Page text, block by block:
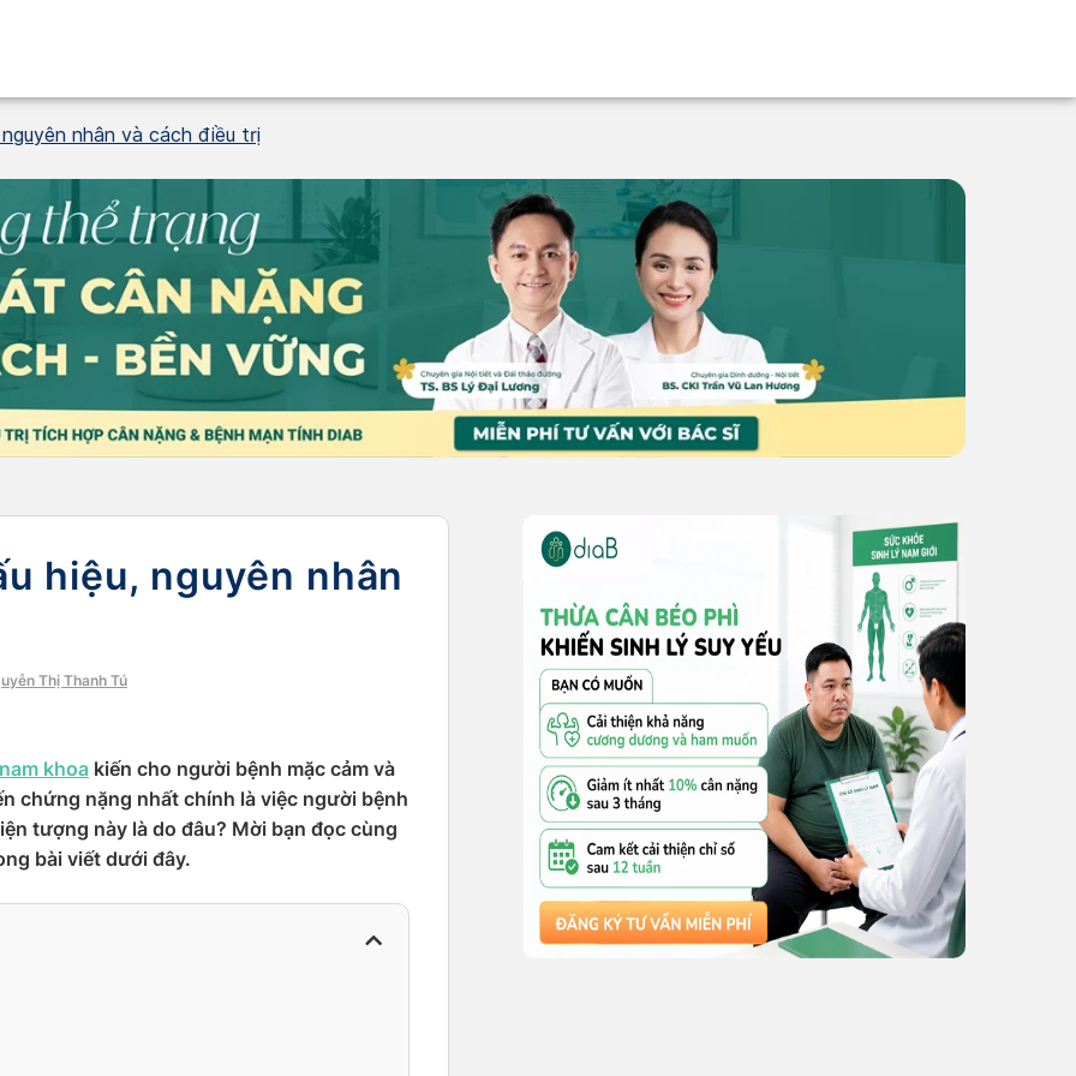
nhân và cách điều trị
hiệu, nguyên nhân
Thị Thanh Tú
nam khoa kiến cho người bệnh mặc cảm và
chứng nặng nhất chính là việc người bệnh
tượng này là do đâu? Mời bạn đọc cùng
bài viết dưới đây.